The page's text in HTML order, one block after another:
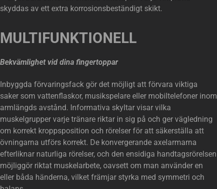
skyddas av ett extra korrosionsbeständigt skikt.
MULTIFUNKTIONELL
Bekvämlighet vid dina fingertoppar
Inbyggda förvaringsfack gör det möjligt att förvara viktiga
saker som vattenflaskor, musikspelare eller mobiltelefoner inom
armlängds avstånd. Informativa skyltar visar vilka
muskelgrupper varje tränare riktar in sig på och ger vägledning
om korrekt kroppsposition och rörelser för att säkerställa att
övningarna utförs korrekt. De konvergerande axelarmarna
efterliknar naturliga rörelser, och den ensidiga handtagsrörelsen
möjliggör riktat muskelarbete, oavsett om man använder en
eller båda händerna, vilket främjar styrka med symmetri och